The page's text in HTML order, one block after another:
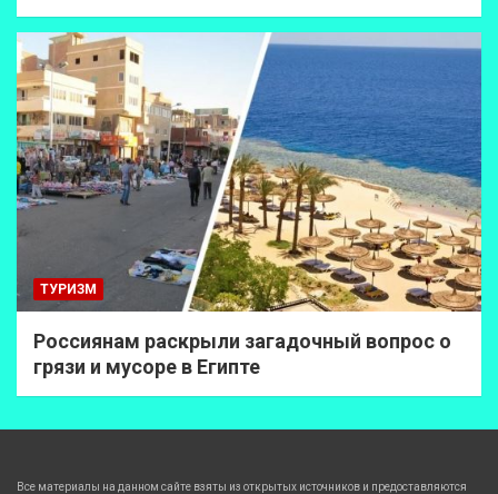
ТУРИЗМ
Россиянам раскрыли загадочный вопрос о
грязи и мусоре в Египте
Все материалы на данном сайте взяты из открытых источников и предоставляются